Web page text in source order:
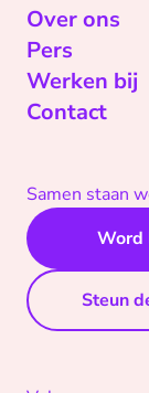
Over ons
Pers
Werken bij
Contact
Samen staan
Word
Steun